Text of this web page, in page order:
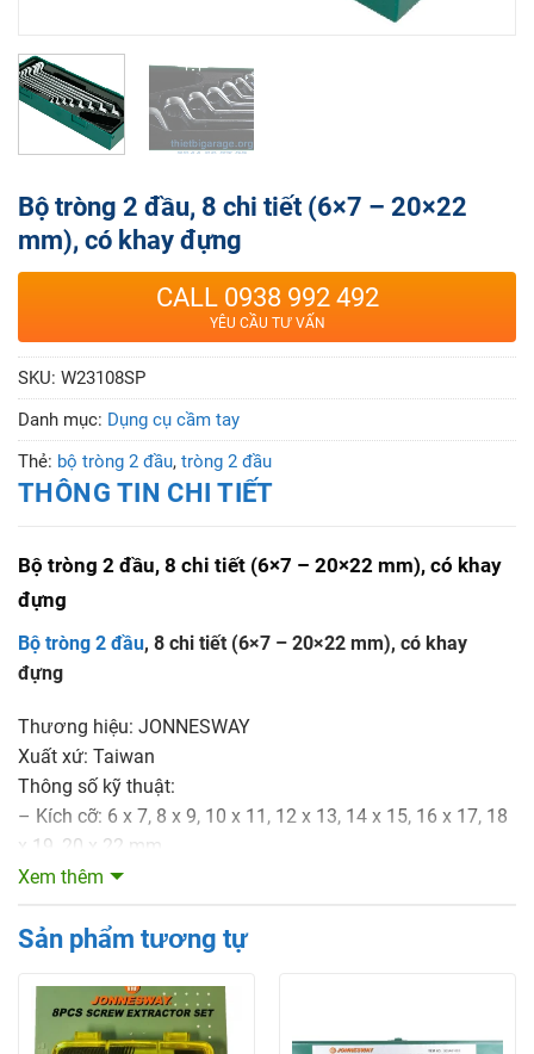
Bộ tròng 2 đầu, 8 chi tiết (6×7 – 20×22
mm), có khay đựng
CALL 0938 992 492
YÊU CẦU TƯ VẤN
SKU: W23108SP
Danh mục: Dụng cụ cầm tay
Thẻ: bộ tròng 2 đầu, tròng 2 đầu
THÔNG TIN CHI TIẾT
Bộ tròng 2 đầu, 8 chi tiết (6×7 – 20×22 mm), có khay
đựng
Bộ tròng 2 đầu, 8 chi tiết (6×7 – 20×22 mm), có khay
đựng
Thương hiệu: JONNESWAY
Xuất xứ: Taiwan
Thông số kỹ thuật:
– Kích cỡ: 6 x 7, 8 x 9, 10 x 11, 12 x 13, 14 x 15, 16 x 17, 18
x 19, 20 x 22 mm
Đặc điểm:
– Dùng để bắt những bu lông và ê cu có độ nghiêng 75 độ
x 17, 18 x 19, 20 x 22 mm.
THIETBIGARAGE- NHÀ CUNG CẤP THIẾT BỊ SỐ 1 VIỆT
Xem thêm
Sản phẩm tương tự